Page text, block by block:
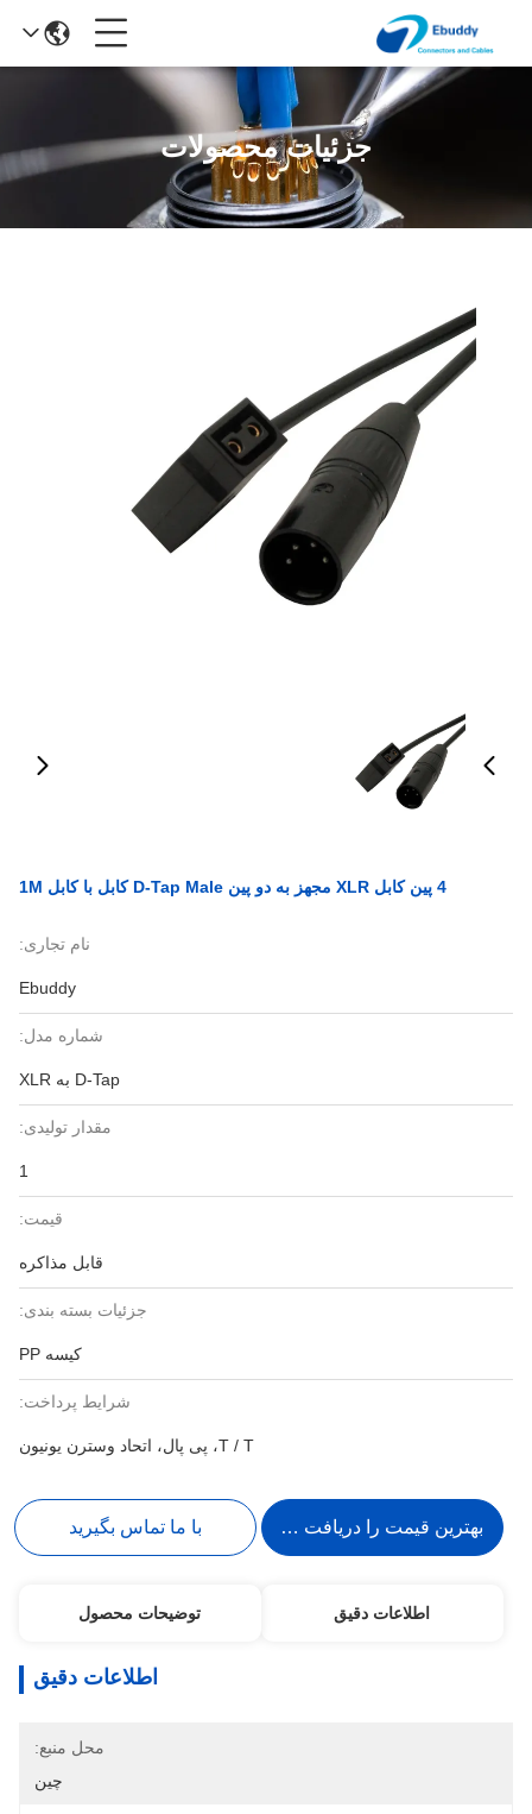
جزئیات محصولات
4 پین کابل XLR مجهز به دو پین D-Tap Male کابل با کابل 1M
نام تجاری:
Ebuddy
شماره مدل:
D-Tap به XLR
مقدار تولیدی:
1
قیمت:
قابل مذاکره
جزئیات بسته بندی:
کیسه PP
شرایط پرداخت:
T / T، پی پال، اتحاد وسترن یونیون
بهترین قیمت را دریافت کنید با ما تماس بگیرید
اطلاعات دقیق توضیحات محصول
اطلاعات دقیق
محل منبع:
چین